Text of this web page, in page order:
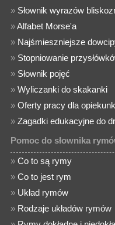
» Słownik wyrazów
»Alfabet Morse'a
» Najśmieszniejsze
» Stopniowanie
» Słownik pojęć
»Wyliczanki do skakanki
»Oferty pracy dla
»Zagadki edukacyjne do
Pomoc do słownika
»Co to są rymy
»Co to jest rym
» Układ rymów
» Rodzaje układów rymów